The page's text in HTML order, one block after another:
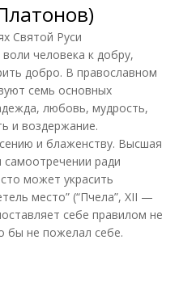
Святой Руси
человека к добру,
добро. В православном
семь основных
любовь, мудрость,
и воздержание.
и блаженству. Высшая
ради
может украсить
место” (“Пчела”, XII —
себе правилом не
бы не пожелал себе.